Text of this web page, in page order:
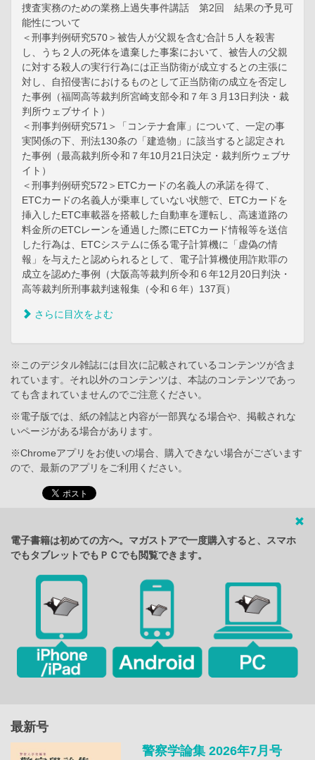
捜査実務のための業務上過失事件講話 第2回 結果の予見可
能性について
＜刑事判例研究570＞被告人が父親を含む合計５人を殺害
し、うち２人の死体を遺棄した事案において、被告人の父親
に対する殺人の実行行為には正当防衛が成立するとの主張に
対し、自招侵害におけるものとして正当防衛の成立を否定し
た事例（福岡高等裁判所宮崎支部令和７年３月13日判決・裁
判所ウェブサイト）
＜刑事判例研究571＞「コンテナ倉庫」について、一定の事
実関係の下、刑法130条の「建造物」に該当すると認定され
た事例（最高裁判所令和７年10月21日決定・裁判所ウェブサ
イト）
＜刑事判例研究572＞ETCカードの名義人の承諾を得て、
ETCカードの名義人が乗車していない状態で、ETCカードを
挿入したETC車載器を搭載した自動車を運転し、高速道路の
料金所のETCレーンを通過した際にETCカード情報等を送信
した行為は、ETCシステムに係る電子計算機に「虚偽の情
報」を与えたと認められるとして、電子計算機使用詐欺罪の
成立を認めた事例（大阪高等裁判所令和６年12月20日判決・
高等裁判所刑事裁判速報集（令和６年）137頁）
さらに目次をよむ
※このデジタル雑誌には目次に記載されているコンテンツが含ま
れています。それ以外のコンテンツは、本誌のコンテンツであっ
ても含まれていませんのでご注意ください。
※電子版では、紙の雑誌と内容が一部異なる場合や、掲載されな
いページがある場合があります。
※Chromeアプリをお使いの場合、購入できない場合がございます
ので、最新のアプリをご利用ください。
電子書籍は初めての方へ。マガストアで一度購入すると、スマホ
でもタブレットでもＰＣでも閲覧できます。
最新号
警察学論集 2026年7月号